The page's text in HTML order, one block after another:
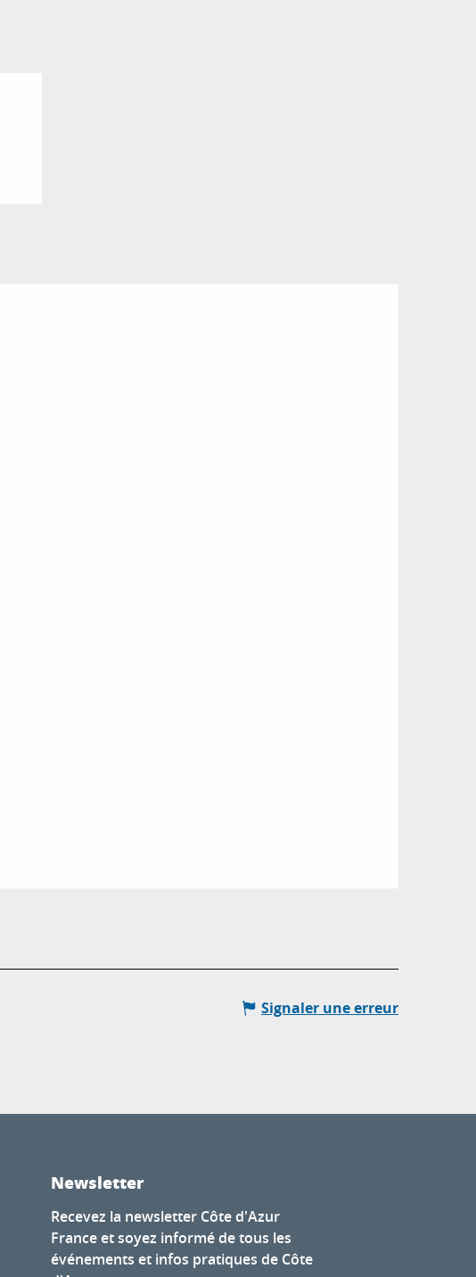
Signaler une erreur
Newsletter
Recevez la newsletter Côte d'Azur
France et soyez informé de tous les
événements et infos pratiques de Côte